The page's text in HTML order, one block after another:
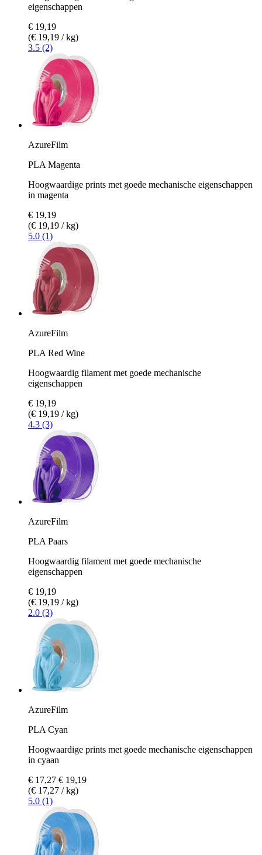
eigenschappen
€ 19,19
(€ 19,19 / kg)
3.5 (2)
AzureFilm
PLA Magenta
Hoogwaardige prints met goede mechanische eigenschappen
in magenta
€ 19,19
(€ 19,19 / kg)
5.0 (1)
AzureFilm
PLA Red Wine
Hoogwaardig filament met goede mechanische
eigenschappen
€ 19,19
(€ 19,19 / kg)
4.3 (3)
AzureFilm
PLA Paars
Hoogwaardig filament met goede mechanische
eigenschappen
€ 19,19
(€ 19,19 / kg)
2.0 (3)
AzureFilm
PLA Cyan
Hoogwaardige prints met goede mechanische eigenschappen
in cyaan
€ 17,27 € 19,19
(€ 17,27 / kg)
5.0 (1)